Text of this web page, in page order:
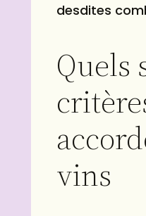
desdites
Quels
vins